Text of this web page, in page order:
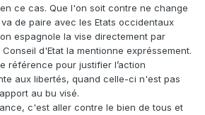
ce cas. Que l'on soit contre ne change
de paire avec les Etats occidentaux
espagnole la vise directement par
d'Etat la mentionne expréssement.
référence pour justifier l’action
aux libertés, quand celle-ci n'est pas
au bu visé.
c'est aller contre le bien de tous et